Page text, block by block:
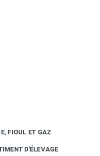
FIOUL ET GAZ
D'ÉLEVAGE